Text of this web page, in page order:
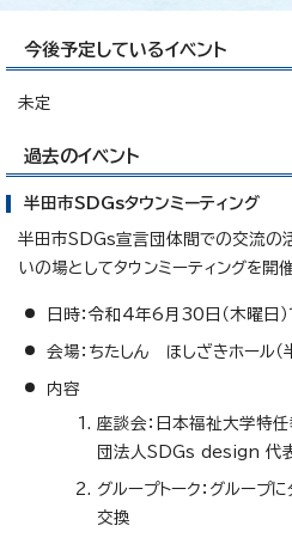
今後予定しているイベント
未定
過去のイベント
半田市SDGsタウンミーティング
半田市SDGs宣言団体間での交流の
いの場としてタウンミーティングを開催
日時：令和4年6月30日（木曜
会場：ちたしん ほしざきホール
内容
座談会：日本福祉大学
団法人SDGs design 代
グループトーク：グループ
交換